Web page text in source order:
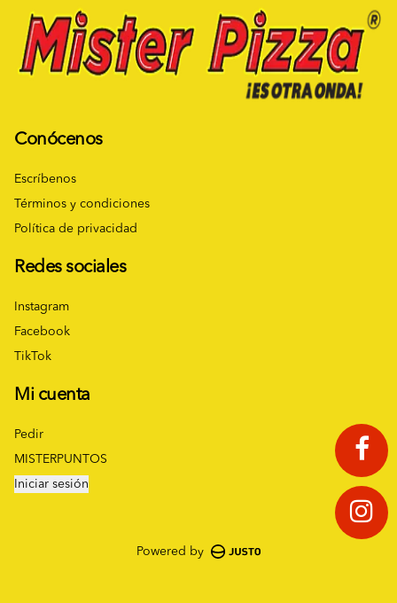
Conócenos
Escríbenos
Términos y condiciones
Política de privacidad
Redes sociales
Instagram
Facebook
TikTok
Mi cuenta
Pedir
MISTERPUNTOS
Iniciar sesión
Powered by